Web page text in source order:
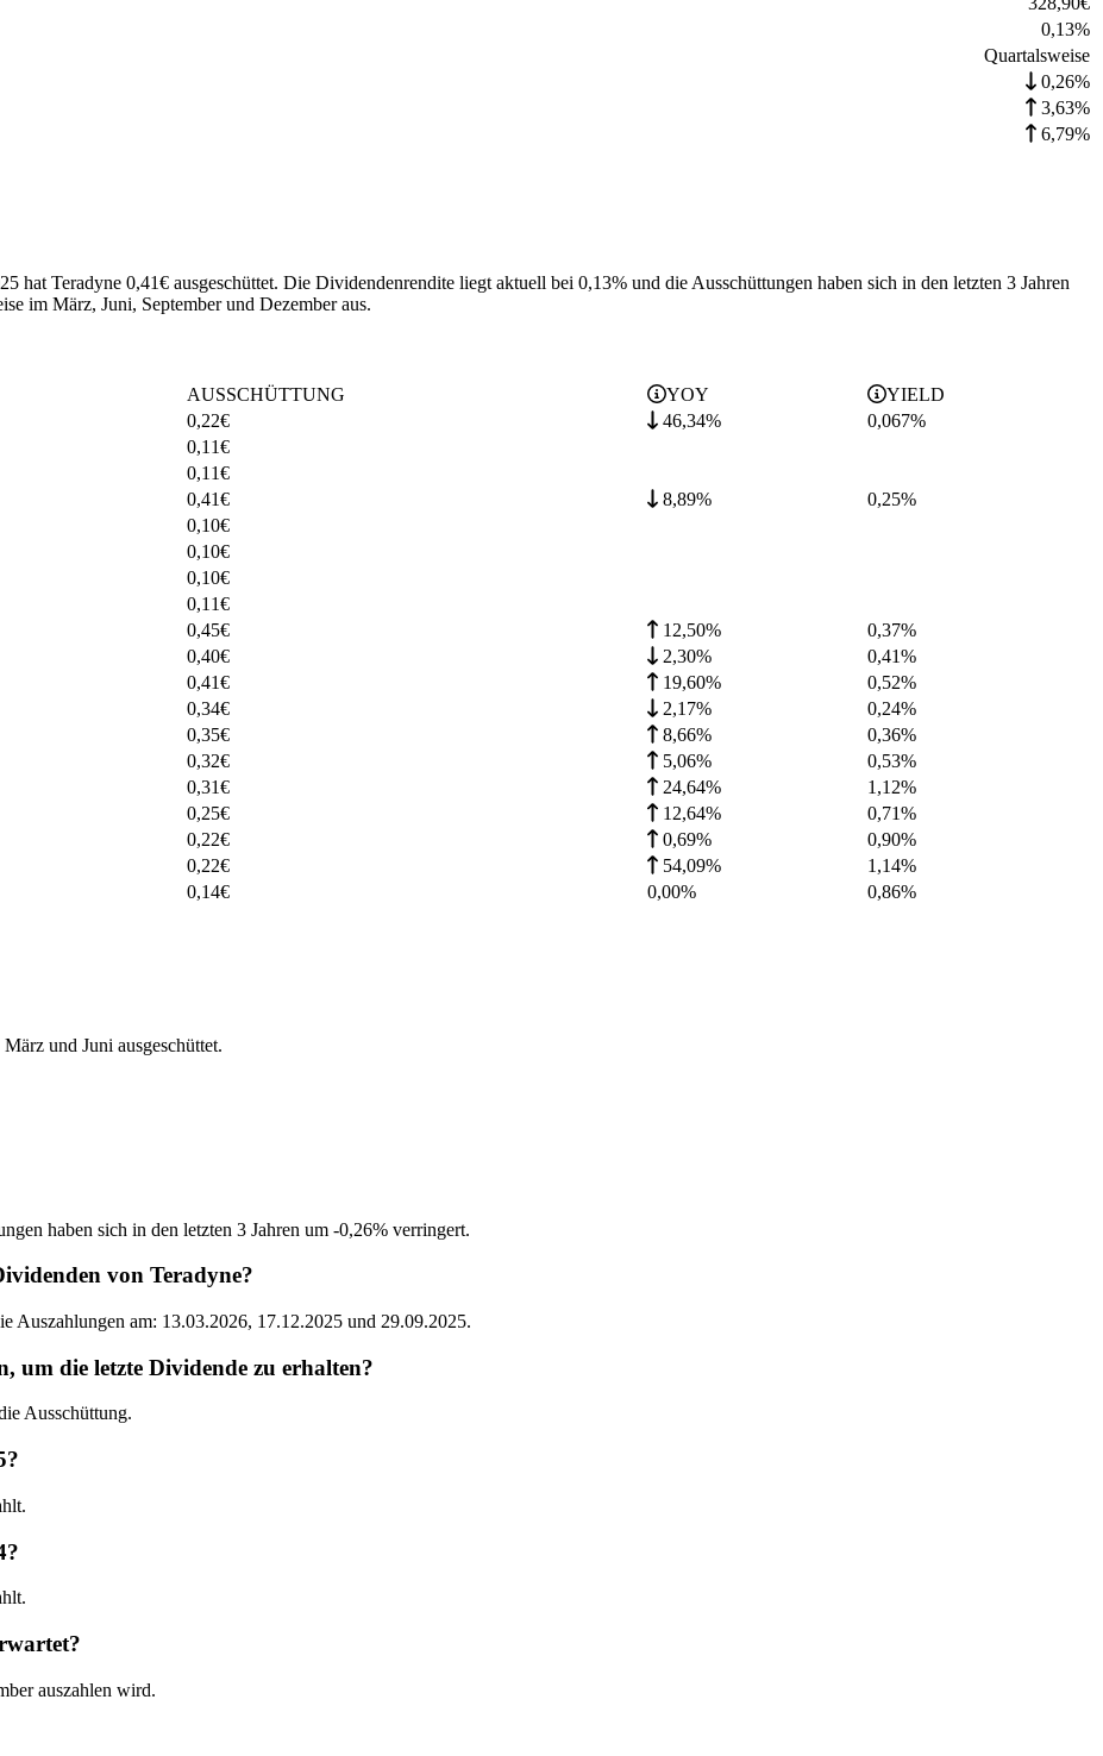
0,13%
Quartalsweise
0,26%
3,63%
6,79%
hat Teradyne 0,41€ ausgeschüttet. Die Dividendenrendite liegt aktuell bei 0,13% und die Ausschüttungen haben sich in den letzten 3 Jahren
im März, Juni, September und Dezember aus.
AUSSCHÜTTUNG YOY
YIELD
0,22€ 46,34% 0,067%
0,11€
0,11€
0,41€ 8,89% 0,25%
0,10€
0,10€
0,10€
0,11€
0,45€ 12,50% 0,37%
0,40€ 2,30% 0,41%
0,41€ 19,60% 0,52%
0,34€ 2,17% 0,24%
0,35€ 8,66% 0,36%
0,32€ 5,06% 0,53%
0,31€ 24,64% 1,12%
0,25€ 12,64% 0,71%
0,22€ 0,69% 0,90%
0,22€ 54,09% 1,14%
0,14€ 0,00% 0,86%
und Juni ausgeschüttet.
haben sich in den letzten 3 Jahren um -0,26% verringert.
von Teradyne?
Auszahlungen am: 13.03.2026, 17.12.2025 und 29.09.2025.
um die letzte Dividende zu erhalten?
Ausschüttung.
auszahlen wird.